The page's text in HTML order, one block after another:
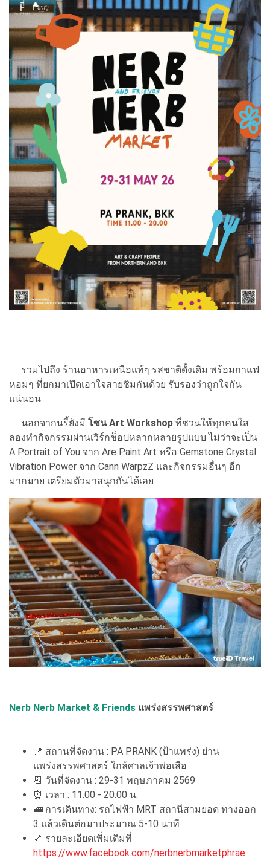
รวมไปถึง ร้านอาหารเหนือแท้ๆ รสชาติดั้งเดิม พร้อมกาแฟ
หอมๆ ที่ยกมาเปิดเอาใจสายชิมกันด้วย รับรองว่าถูกใจกัน
แน่นอน
นอกจากนรี้ยังมี โซน Art Workshop ที่ชวนให้ทุกคนใส
ลองทำกิจกรรมผ่านเวิร์กช็อปหลากหลายรูปแบบ ไม่ว่าจะเป็น
A Portrait of You จาก Are Paint Art หรือ Gemstone Crystal
Vibration Power จาก Cann WarpzZ และกิจกรรมอื่นๆ อีก
มากมาย เตรียมตัวมาสนุกกันได้เลย
Nerb Nerb Market & Friends แพร่งสรรพศาสตร์
📍 สถานที่จัดงาน : PA PRANK (ป้าแพร่ง) ย่าน
แพร่งสรรพศาสตร์ ใกล้ศาลเจ้าพ่อเสือ
📆 วันที่จัดงาน : 29-31 พฤษภาคม 2569
⏰ เวลา : 11.00 - 20.00 น.
🚅 การเดินทาง: รถไฟฟ้า MRT สถานีสามยอด ทางออก
3 แล้วเดินต่อมาประมาณ 5-10 นาที
🔗 รายละเอียดเพิ่มเติมที่
https://www.facebook.com/nerbnerbmarketphrae